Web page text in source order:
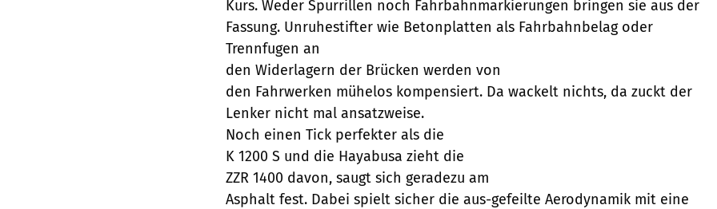
Kurs. Weder Spurrillen noch Fahrbahnmarkierungen bringen sie aus der
Fassung. Unruhestifter wie Betonplatten als Fahrbahnbelag oder
Trennfugen an
den Widerlagern der Brücken werden von
den Fahrwerken mühelos kompensiert. Da wackelt nichts, da zuckt der
Lenker nicht mal ansatzweise.
Noch einen Tick perfekter als die
K 1200 S und die Hayabusa zieht die
ZZR 1400 davon, saugt sich geradezu am
Asphalt fest. Dabei spielt sicher die aus-gefeilte Aerodynamik mit eine